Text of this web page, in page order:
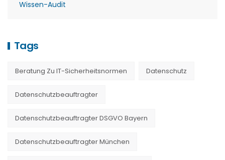
Wissen-Audit
Tags
Beratung Zu IT-Sicherheitsnormen Datenschutz
Datenschutzbeauftragter
Datenschutzbeauftragter DSGVO Bayern
Datenschutzbeauftragter München